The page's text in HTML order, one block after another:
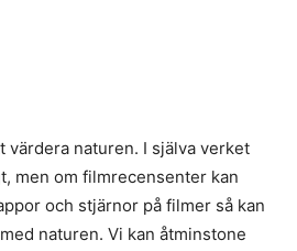
värdera naturen. I själva verket
men om filmrecensenter kan
och stjärnor på filmer så kan
naturen. Vi kan åtminstone